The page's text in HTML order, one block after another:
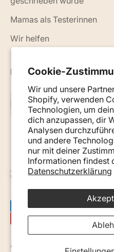
Cookie-
Wir und unsere
Shopify, verwenden
Technologien, um
dich anzupassen, dir
Analysen
und andere
nur mit deiner
Informationen findest
Datenschutzerklärung
Mamas als Testerinnen
Wir helfen
Neuigkeiten, Ratschläge
E-Mail
Abonnieren
Österreich (EUR €)
© 2026, Monkey Mum. · Site